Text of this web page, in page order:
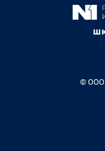
© ООО